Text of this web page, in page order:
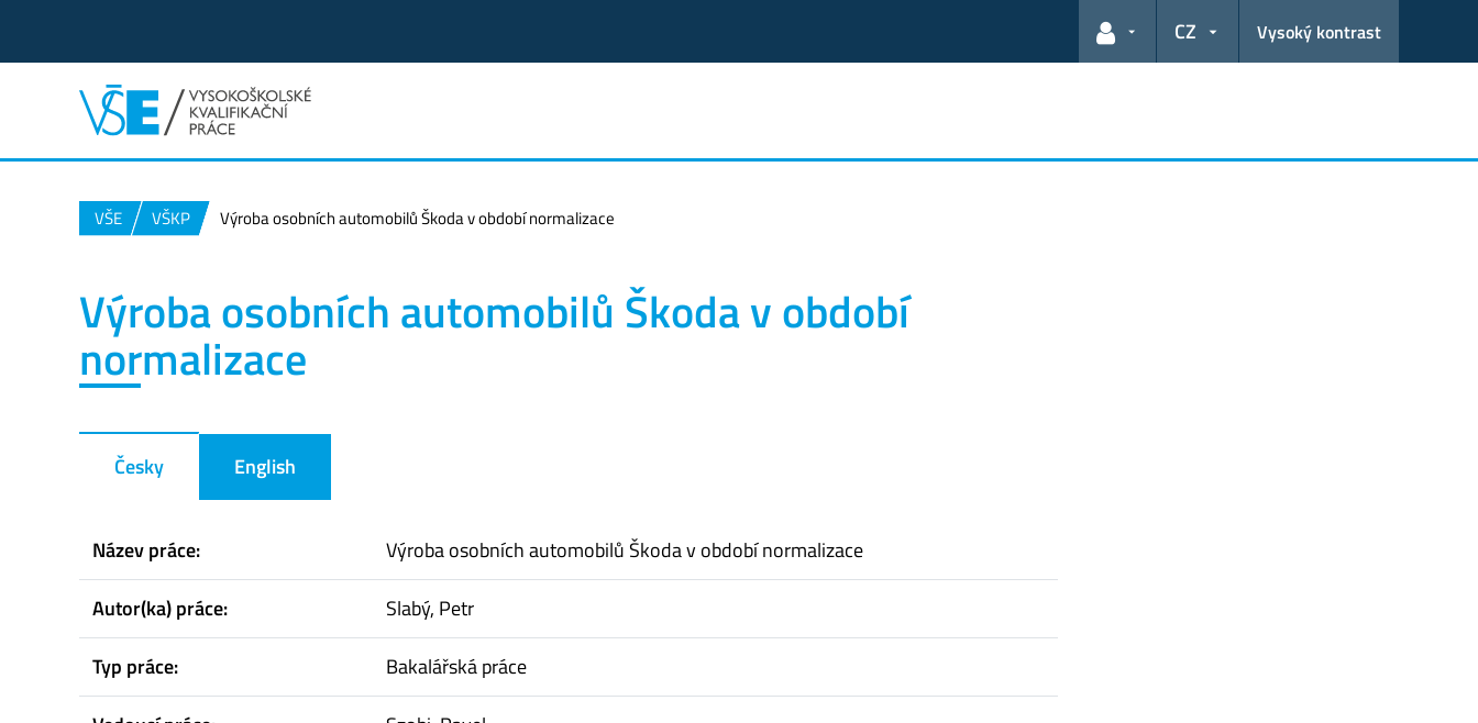
Odkazy pro uživatele
CZ Vysoký kontrast
VŠE VŠKP Výroba osobních automobilů Škoda v období normalizace
Výroba osobních automobilů Škoda v období
normalizace
Česky English
Název práce:
Výroba osobních automobilů Škoda v období normalizace
Autor(ka) práce:
Slabý, Petr
Typ práce:
Bakalářská práce